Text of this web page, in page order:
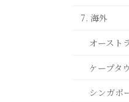
7. 海外
オースト
ケープタ
シンガポ